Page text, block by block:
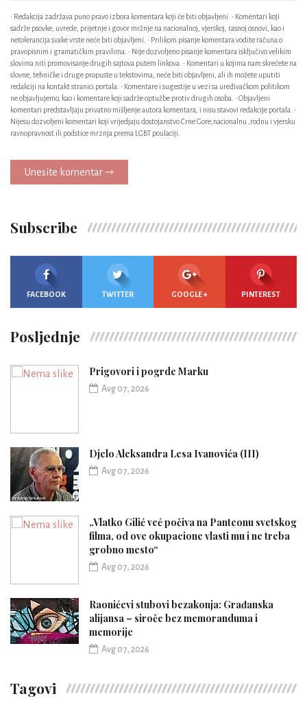
• Redakcija zadržava puno pravo izbora komentara koji će biti objavljeni. • Komentari koji
sadrže psovke, uvrede, prijetnje i govor mržnje na nacionalnoj, vjerskoj, rasnoj osnovi, kao i
netolerancija svake vrste neće biti objavljeni. • Prilikom pisanje komentara vodite računa o
pravopisnim i gramatičkim pravilima. • Nije dozvoljeno pisanje komentara isključivo velikim
slovima niti promovisanje drugih sajtova putem linkova. • Komentari u kojima nam skrećete na
slovne, tehničke i druge propuste u tekstovima, neće biti objavljeni, ali ih možete uputiti
redakciji na kontakt stranici portala. • Komentare i sugestije u vezi sa uređivačkom politikom
ne objavljujemo, kao i komentare koji sadrže optužbe protiv drugih osoba. • Objavljeni
komentari predstavljaju privatno mišljenje autora komentara, i nisu stavovi redakcije portala. •
Nijesu dozvoljeni komentari koji vrijedjaju dostojanstvo Crne Gore,nacionalnu ,rodnu i vjersku
ravnopravnost ili podstice mrznja prema LGBT poulaciji.
Unesite komentar ⇾
Subscribe
FACEBOOK TWITTER GOOGLE + PINTEREST
Posljednje
Prigovori i pogrde Marku
Avg 07, 2026
Djelo Aleksandra Lesa Ivanovića (III)
Avg 07, 2026
„Vlatko Gilić već počiva na Panteonu svetskog
filma, od ove okupacione vlasti mu i ne treba
grobno mesto“
Avg 07, 2026
Raonićevi stubovi bezakonja: Građanska
alijansa – siroče bez memoranduma i
memorije
Avg 07, 2026
Tagovi